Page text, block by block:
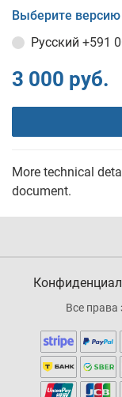
Выберите
Русский +591
3 000 руб.
More technical
document.
Все